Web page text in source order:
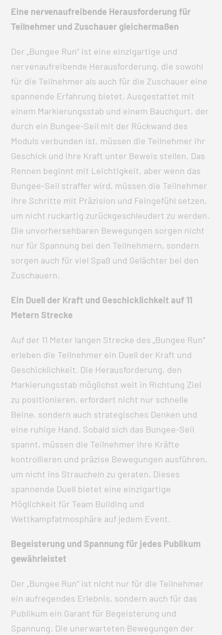
Eine nervenaufreibende Herausforderung für
Teilnehmer und Zuschauer gleichermaßen
Der „Bungee Run“ ist eine einzigartige und
nervenaufreibende Herausforderung, die sowohl
für die Teilnehmer als auch für die Zuschauer eine
spannende Erfahrung bietet. Ausgestattet mit
einem Markierungsstab und einem Bauchgurt, der
durch ein Bungee-Seil mit der Rückwand des
Moduls verbunden ist, müssen die Teilnehmer ihr
Geschick und ihre Kraft unter Beweis stellen. Das
Rennen beginnt mit Leichtigkeit, aber wenn das
Bungee-Seil straffer wird, müssen die Teilnehmer
ihre Schritte mit Präzision und Feingefühl setzen,
um nicht ruckartig zurückgeschleudert zu werden.
Die unvorhersehbaren Bewegungen sorgen nicht
nur für Spannung bei den Teilnehmern, sondern
sorgen auch für viel Spaß und Gelächter bei den
Zuschauern.
Ein Duell der Kraft und Geschicklichkeit auf 11
Metern Strecke
Auf der 11 Meter langen Strecke des „Bungee Run“
erleben die Teilnehmer ein Duell der Kraft und
Geschicklichkeit. Die Herausforderung, den
Markierungsstab möglichst weit in Richtung Ziel
zu positionieren, erfordert nicht nur schnelle
Beine, sondern auch strategisches Denken und
eine ruhige Hand. Sobald sich das Bungee-Seil
spannt, müssen die Teilnehmer ihre Kräfte
kontrollieren und präzise Bewegungen ausführen,
um nicht ins Straucheln zu geraten. Dieses
spannende Duell bietet eine einzigartige
Möglichkeit für Team Building und
Wettkampfatmosphäre auf jedem Event.
Begeisterung und Spannung für jedes Publikum
gewährleistet
Der „Bungee Run“ ist nicht nur für die Teilnehmer
ein aufregendes Erlebnis, sondern auch für das
Publikum ein Garant für Begeisterung und
Spannung. Die unerwarteten Bewegungen der